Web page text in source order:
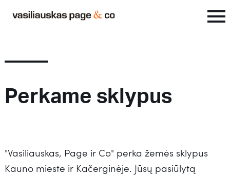
Perkame sklypus
"Vasiliauskas, Page ir Co" perka žemės sklypus
Kauno mieste ir Kačerginėje. Jūsų pasiūlytą